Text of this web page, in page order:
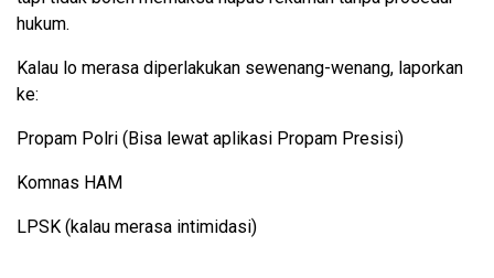
hukum.
Kalau lo merasa diperlakukan sewenang-wenang, laporkan
ke:
Propam Polri (Bisa lewat aplikasi Propam Presisi)
Komnas HAM
LPSK (kalau merasa intimidasi)